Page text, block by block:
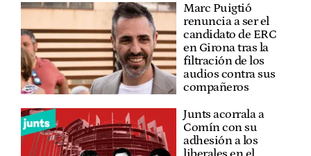
Marc Puigtió
renuncia a ser el
candidato de ERC
en Girona tras la
filtración de los
audios contra sus
compañeros
Junts acorrala a
Comín con su
adhesión a los